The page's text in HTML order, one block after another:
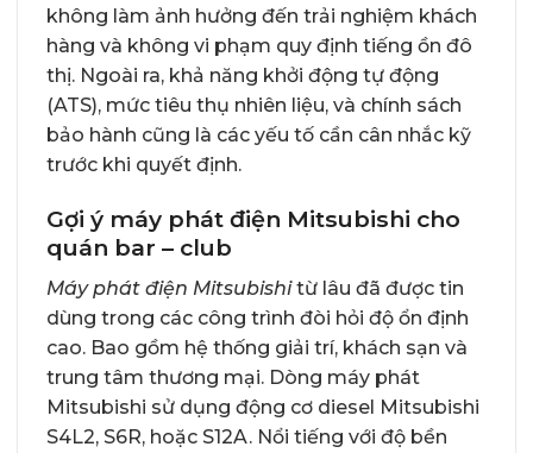
không làm ảnh hưởng đến trải nghiệm khách
hàng và không vi phạm quy định tiếng ồn đô
thị. Ngoài ra, khả năng khởi động tự động
(ATS), mức tiêu thụ nhiên liệu, và chính sách
bảo hành cũng là các yếu tố cần cân nhắc kỹ
trước khi quyết định.
Gợi ý máy phát điện Mitsubishi cho
quán bar – club
Máy phát điện Mitsubishitừ lâu đã được tin
dùng trong các công trình đòi hỏi độ ổn định
cao. Bao gồm hệ thống giải trí, khách sạn và
trung tâm thương mại. Dòng máy phát
Mitsubishi sử dụng động cơ diesel Mitsubishi
S4L2, S6R, hoặc S12A. Nổi tiếng với độ bền